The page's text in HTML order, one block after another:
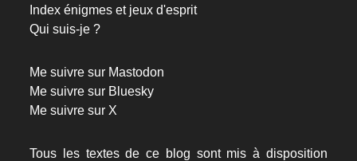
Index énigmes et jeux d'esprit
Qui suis-je ?
Me suivre sur Mastodon
Me suivre sur Bluesky
Me suivre sur X
Tous les textes de ce blog sont mis à disposition